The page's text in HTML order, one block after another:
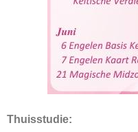
Thuisstudie: